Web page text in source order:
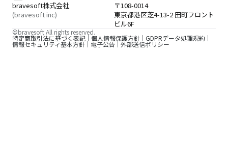
bravesoft株式会社
(bravesoft inc)
〒108-0014
東京都港区芝4-13-2 田町フロント
ビル6F
特定商取引法に基づく表記 個人情報保護方針 GDPRデータ処理規約
情報セキュリティ基本方針 電子公告 外部送信ポリシー
©bravesoft All rights reserved.